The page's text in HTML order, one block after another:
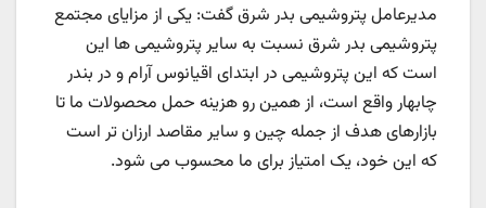
مدیرعامل پتروشیمی بدر شرق گفت: یکی از مزایای مجتمع
پتروشیمی بدر شرق نسبت به سایر پتروشیمی ها این
است که این پتروشیمی در ابتدای اقیانوس آرام و در بندر
چابهار واقع است، از همین رو هزینه حمل محصولات ما تا
بازارهای هدف از جمله چین و سایر مقاصد ارزان تر است
که این خود، یک امتیاز برای ما محسوب می شود.